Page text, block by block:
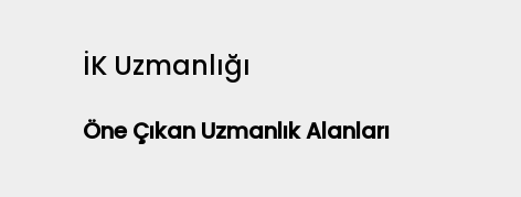
İK Uzmanlığı
Öne Çıkan Uzmanlık Alanları